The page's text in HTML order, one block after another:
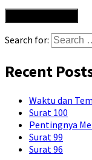
Search for:
Recent
Waktu dan
Surat 100
Pentingnya
Surat 99
Surat 96